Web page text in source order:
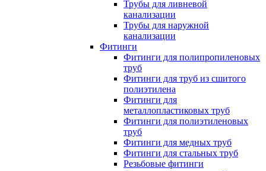
Трубы для ливневой
канализации
Трубы для наружной
канализации
Фитинги
Фитинги для полипропиленовых
труб
Фитинги для труб из сшитого
полиэтилена
Фитинги для
металлопластиковых труб
Фитинги для полиэтиленовых
труб
Фитинги для медных труб
Фитинги для стальных труб
Резьбовые фитинги